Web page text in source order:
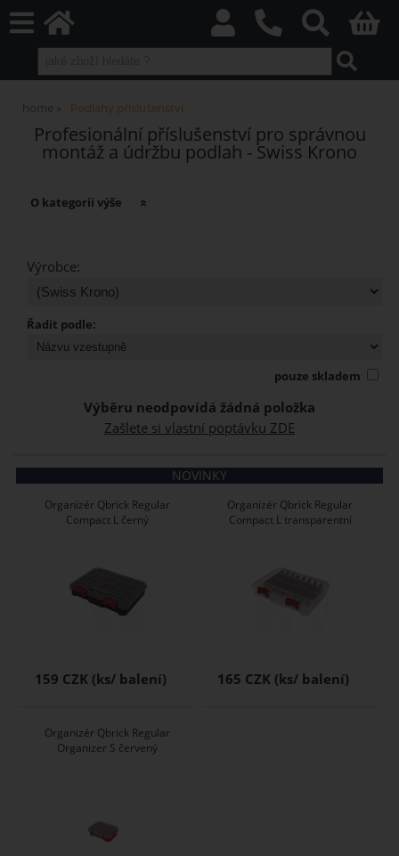
home Podlahy příslušenství
Profesionální příslušenství pro správnou
montáž a údržbu podlah - Swiss Krono
O kategorii výše
Výrobce:
Řadit podle:
pouze skladem
Výběru neodpovídá žádná položka
Zašlete si vlastní poptávku ZDE
NOVINKY
Organizér Qbrick Regular
Compact L černý
159 CZK
Organizér Qbrick Regular
Compact L transparentní
165 CZK
Organizér Qbrick Regular
Organizer S červený